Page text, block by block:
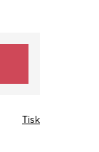
Tisk